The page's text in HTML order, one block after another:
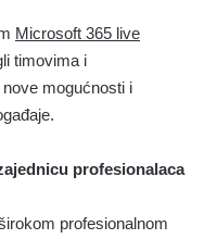
Microsoft 365 live
timovima i
mogućnosti i
profesionalaca
profesionalnom